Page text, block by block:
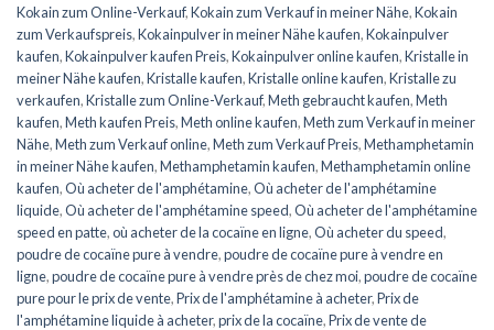
Kokain zum Online-Verkauf,Kokain zum Verkauf in meiner Nähe,Kokain
zum Verkaufspreis,Kokainpulver in meiner Nähe kaufen,Kokainpulver
kaufen,Kokainpulver kaufen Preis,Kokainpulver online kaufen,Kristalle in
meiner Nähe kaufen,Kristalle kaufen,Kristalle online kaufen,Kristalle zu
verkaufen,Kristalle zum Online-Verkauf,Meth gebraucht kaufen,Meth
kaufen,Meth kaufen Preis,Meth online kaufen,Meth zum Verkauf in meiner
Nähe,Meth zum Verkauf online,Meth zum Verkauf Preis,Methamphetamin
in meiner Nähe kaufen,Methamphetamin kaufen,Methamphetamin online
kaufen,Où acheter de l'amphétamine,Où acheter de l'amphétamine
liquide,Où acheter de l'amphétamine speed,Où acheter de l'amphétamine
speed en patte,où acheter de la cocaïne en ligne,Où acheter du speed,
poudre de cocaïne pure à vendre,poudre de cocaïne pure à vendre en
ligne,poudre de cocaïne pure à vendre près de chez moi,poudre de cocaïne
pure pour le prix de vente,Prix de l'amphétamine à acheter,Prix de
l'amphétamine liquide à acheter,prix de la cocaïne,Prix de vente de